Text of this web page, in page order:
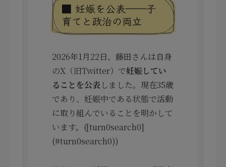
■ 妊娠を公表――子
育てと政治の両立
2026年1月22日、藤田さんは自身
のX（旧Twitter）で妊娠してい
ることを公表しました。現在35歳
であり、妊娠中である状態で活動
に取り組んでいることを明かして
います。([turn0search0]
(#turn0search0))